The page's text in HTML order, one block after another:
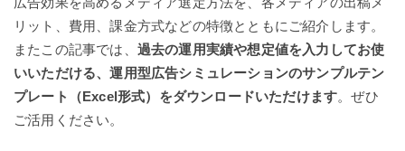
リット、費用、課金方式などの特徴とともにご紹介します。
またこの記事では、 過去の運用実績や想定値を入力してお使
いいただける、運用型広告シミュレーションのサンプルテン
プレート（Excel形式）をダウンロードいただけます。ぜひ
ご活用ください。